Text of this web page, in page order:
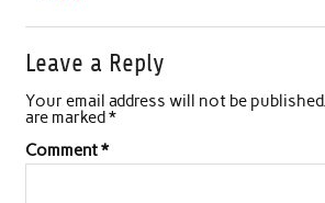
Leave a Reply
Your email address will not be published.
are marked*
Comment*